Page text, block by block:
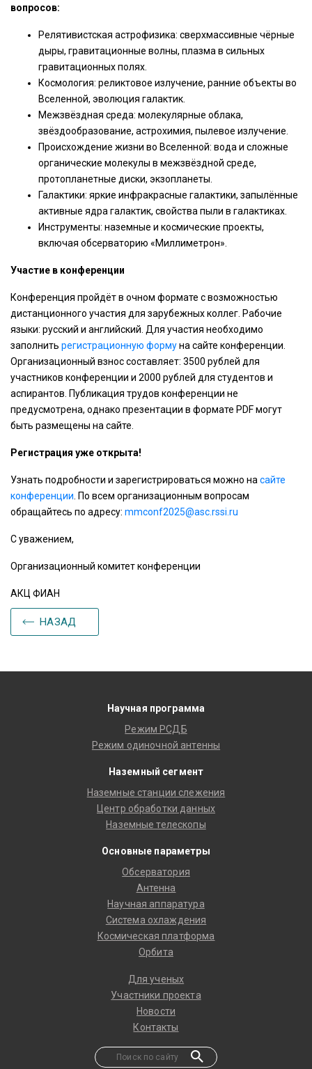
вопросов:
Релятивистская астрофизика: сверхмассивные чёрные
дыры, гравитационные волны, плазма в сильных
гравитационных полях.
Космология: реликтовое излучение, ранние объекты во
Вселенной, эволюция галактик.
Межзвёздная среда: молекулярные облака,
звёздообразование, астрохимия, пылевое излучение.
Происхождение жизни во Вселенной: вода и сложные
органические молекулы в межзвёздной среде,
протопланетные диски, экзопланеты.
Галактики: яркие инфракрасные галактики, запылённые
активные ядра галактик, свойства пыли в галактиках.
Инструменты: наземные и космические проекты,
включая обсерваторию «Миллиметрон».
Участие в конференции
Конференция пройдёт в очном формате с возможностью
дистанционного участия для зарубежных коллег. Рабочие
языки: русский и английский. Для участия необходимо
заполнить регистрационную формуна сайте конференции.
Организационный взнос составляет: 3500 рублей для
участников конференции и 2000 рублей для студентов и
аспирантов. Публикация трудов конференции не
предусмотрена, однако презентации в формате PDF могут
быть размещены на сайте.
Регистрация уже открыта!
Узнать подробности и зарегистрироваться можно на сайте
конференции . По всем организационным вопросам
обращайтесь по адресу: mmconf2025@asc.rssi.ru
С уважением,
Организационный комитет конференции
АКЦ ФИАН
НАЗАД
Научная программа
Режим РСДБ
Режим одиночной антенны
Наземный сегмент
Наземные станции слежения
Центр обработки данных
Наземные телескопы
Основные параметры
Обсерватория
Антенна
Научная аппаратура
Система охлаждения
Космическая платформа
Орбита
Для ученых
Участники проекта
Новости
Контакты